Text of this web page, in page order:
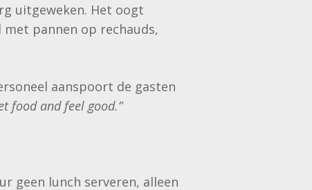
uitgeweken. Het oogt
pannen op rechauds,
aanspoort de gasten
food and feel good.”
geen lunch serveren, alleen